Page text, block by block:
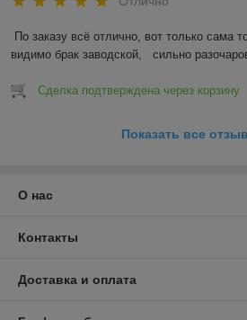
По заказу всё отлично, вот только сама
видимо брак заводской,   сильно
Сделка подтверждена через корзину
Показать все
О нас
Контакты
Доставка и оплата